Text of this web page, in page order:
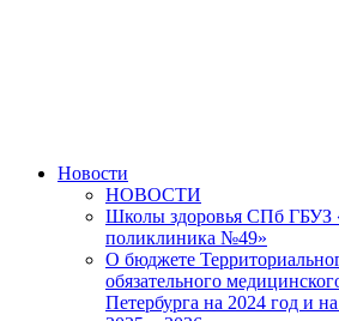
Новости
НОВОСТИ
Школы здоровья СПб ГБУЗ
поликлиника №49»
О бюджете
обязательного
Петербурга на 2024 год и